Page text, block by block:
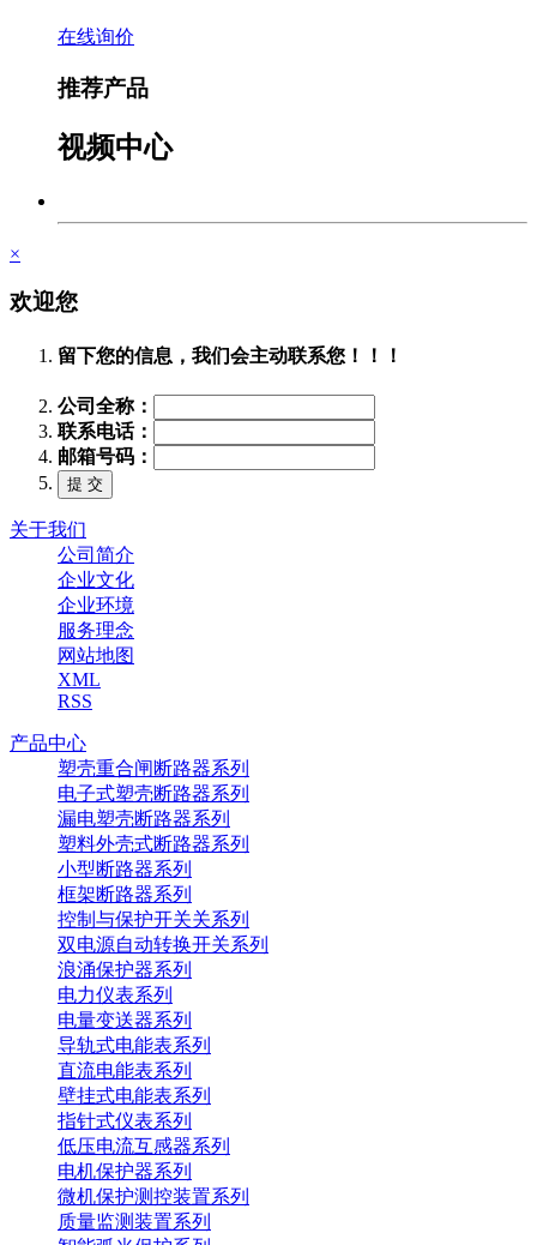
在线询价
推荐产品
视频中心
×
欢迎您
留下您的信息，我们会主动联系您！！！
公司全称：
联系电话：
邮箱号码：
关于我们
公司简介
企业文化
企业环境
服务理念
网站地图
XML
RSS
产品中心
塑壳重合闸断路器系列
电子式塑壳断路器系列
漏电塑壳断路器系列
塑料外壳式断路器系列
小型断路器系列
框架断路器系列
控制与保护开关关系列
双电源自动转换开关系列
浪涌保护器系列
电力仪表系列
电量变送器系列
导轨式电能表系列
直流电能表系列
壁挂式电能表系列
指针式仪表系列
低压电流互感器系列
电机保护器系列
微机保护测控装置系列
质量监测装置系列